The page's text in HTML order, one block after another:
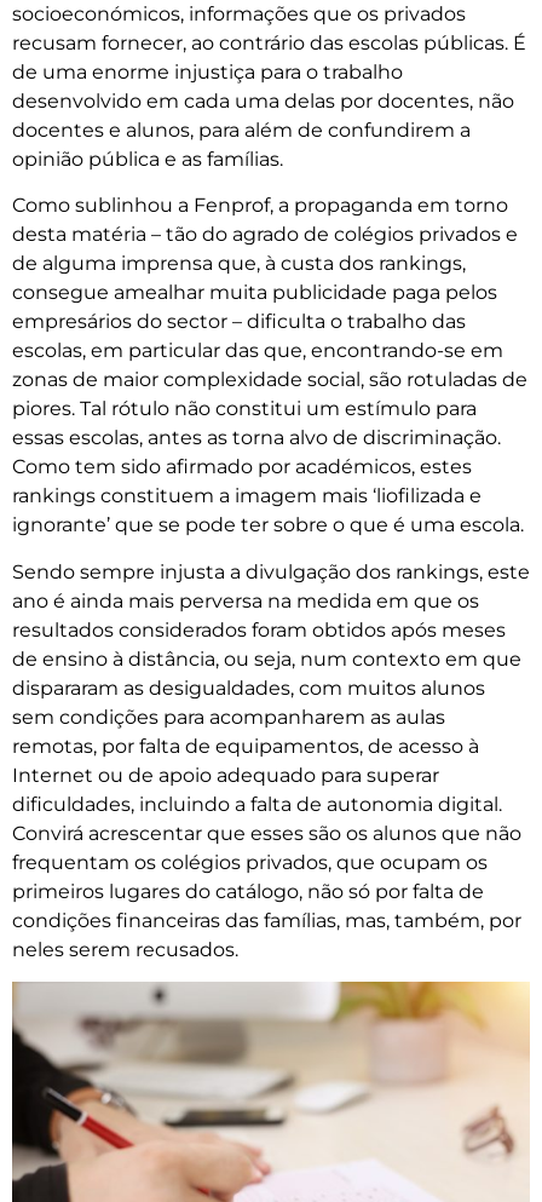
socioeconómicos, informações que os privados
recusam fornecer, ao contrário das escolas públicas. É
de uma enorme injustiça para o trabalho
desenvolvido em cada uma delas por docentes, não
docentes e alunos, para além de confundirem a
opinião pública e as famílias.
Como sublinhou a Fenprof, a propaganda em torno
desta matéria – tão do agrado de colégios privados e
de alguma imprensa que, à custa dos rankings,
consegue amealhar muita publicidade paga pelos
empresários do sector – dificulta o trabalho das
escolas, em particular das que, encontrando-se em
zonas de maior complexidade social, são rotuladas de
piores. Tal rótulo não constitui um estímulo para
essas escolas, antes as torna alvo de discriminação.
Como tem sido afirmado por académicos, estes
rankings constituem a imagem mais ‘liofilizada e
ignorante’ que se pode ter sobre o que é uma escola.
Sendo sempre injusta a divulgação dos rankings, este
ano é ainda mais perversa na medida em que os
resultados considerados foram obtidos após meses
de ensino à distância, ou seja, num contexto em que
dispararam as desigualdades, com muitos alunos
sem condições para acompanharem as aulas
remotas, por falta de equipamentos, de acesso à
Internet ou de apoio adequado para superar
dificuldades, incluindo a falta de autonomia digital.
Convirá acrescentar que esses são os alunos que não
frequentam os colégios privados, que ocupam os
primeiros lugares do catálogo, não só por falta de
condições financeiras das famílias, mas, também, por
neles serem recusados.